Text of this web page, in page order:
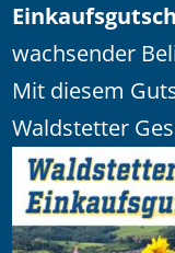
wachsender
Mit diesem
Waldstetter